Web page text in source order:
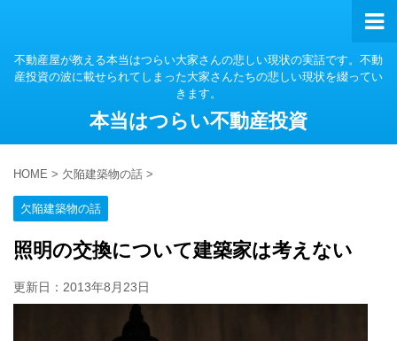
不動産屋が教える本当はつらい大家さんの悲しい現状の実話です。不動
産投資の波に載せられてしまった大家さんたちの悲しい現状を綴ってい
きます。
本当はつらい不動産投資
HOME > 欠陥建築物の話 >
欠陥建築物の話
照明の交換について建築家は考えない
更新日： 2013年8月23日